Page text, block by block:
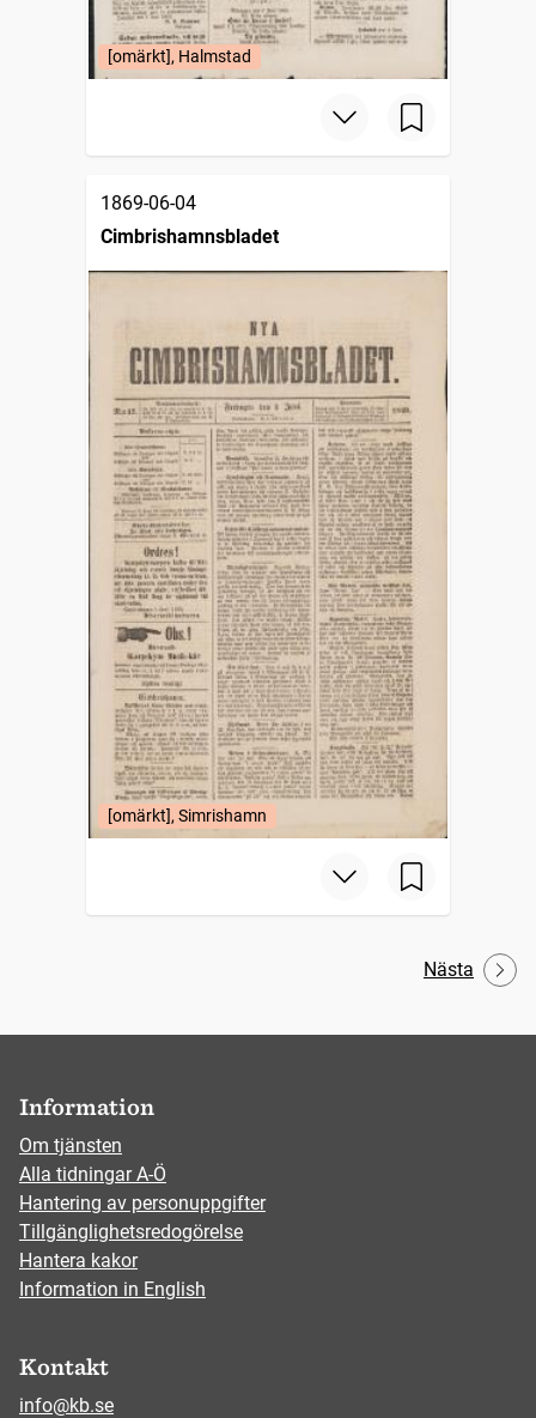
[omärkt], Halmstad
1869-06-04
Cimbrishamnsbladet
[omärkt], Simrishamn
Nästa
Information
Om tjänsten
Alla tidningar A-Ö
Hantering av personuppgifter
Tillgänglighetsredogörelse
Hantera kakor
Information in English
Kontakt
info@kb.se